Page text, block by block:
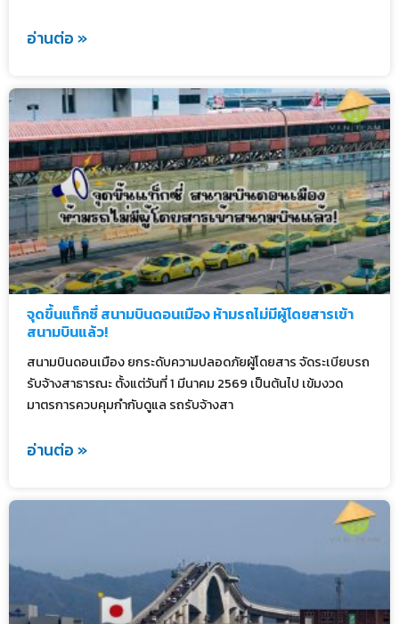
อ่านต่อ »
จุดขึ้นแท็กซี่ สนามบินดอนเมือง ห้ามรถไม่มีผู้โดยสารเข้า
สนามบินแล้ว!
สนามบินดอนเมือง ยกระดับความปลอดภัยผู้โดยสาร จัดระเบียบรถ
รับจ้างสาธารณะ ตั้งแต่วันที่ 1 มีนาคม 2569 เป็นต้นไป เข้มงวด
มาตรการควบคุมกำกับดูแล รถรับจ้างสา
อ่านต่อ »